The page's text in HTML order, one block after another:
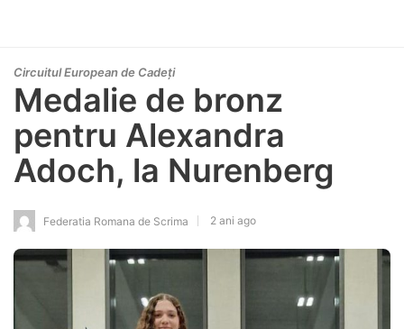
Circuitul European de Cadeți
Medalie de bronz
pentru Alexandra
Adoch, la Nurenberg
Federatia Romana de Scrima 2 ani ago